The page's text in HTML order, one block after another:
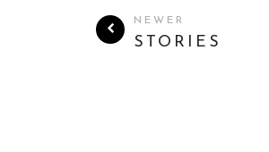
NEWER
STORIES